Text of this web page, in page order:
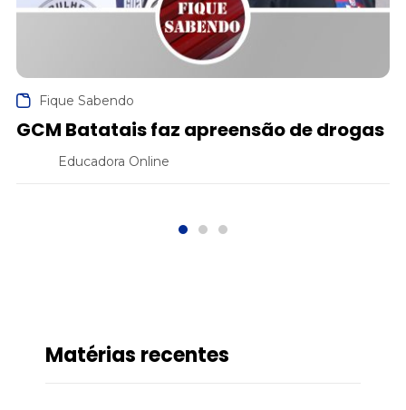
Matérias recentes
Fique Sabendo
GCM Batatais faz apreensão de drogas
Educadora Online